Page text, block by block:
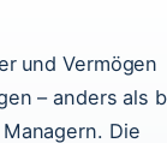
und Vermögen
– anders als
Die